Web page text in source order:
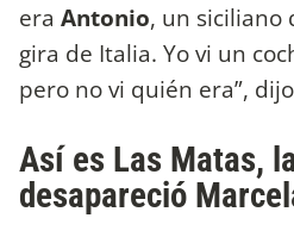
era Antonio, un siciliano
gira de Italia. Yo vi un
pero no vi quién era”,
Así es Las Matas,
desapareció